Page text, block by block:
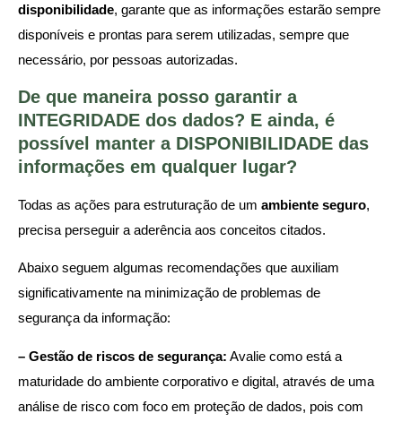
disponibilidade, garante que as informações estarão sempre
disponíveis e prontas para serem utilizadas, sempre que
necessário, por pessoas autorizadas.
De que maneira posso garantir a
INTEGRIDADE dos dados? E ainda, é
possível manter a DISPONIBILIDADE das
informações em qualquer lugar?
Todas as ações para estruturação de um ambiente seguro,
precisa perseguir a aderência aos conceitos citados.
Abaixo seguem algumas recomendações que auxiliam
significativamente na minimização de problemas de
segurança da informação:
– Gestão de riscos de segurança: Avalie como está a
maturidade do ambiente corporativo e digital, através de uma
análise de risco com foco em proteção de dados, pois com